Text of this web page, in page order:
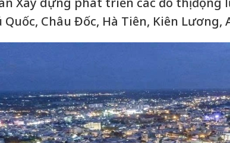
Quốc, Châu Đốc, Hà Tiên, Kiên Lương,